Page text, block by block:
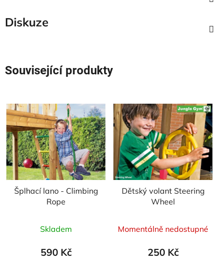
Diskuze
Související produkty
Šplhací lano - Climbing
Rope
hodnocení
produktu
Skladem
590 Kč
Dětský volant Steering
Wheel
hodnocení
produktu
Momentálně nedostupné
250 Kč